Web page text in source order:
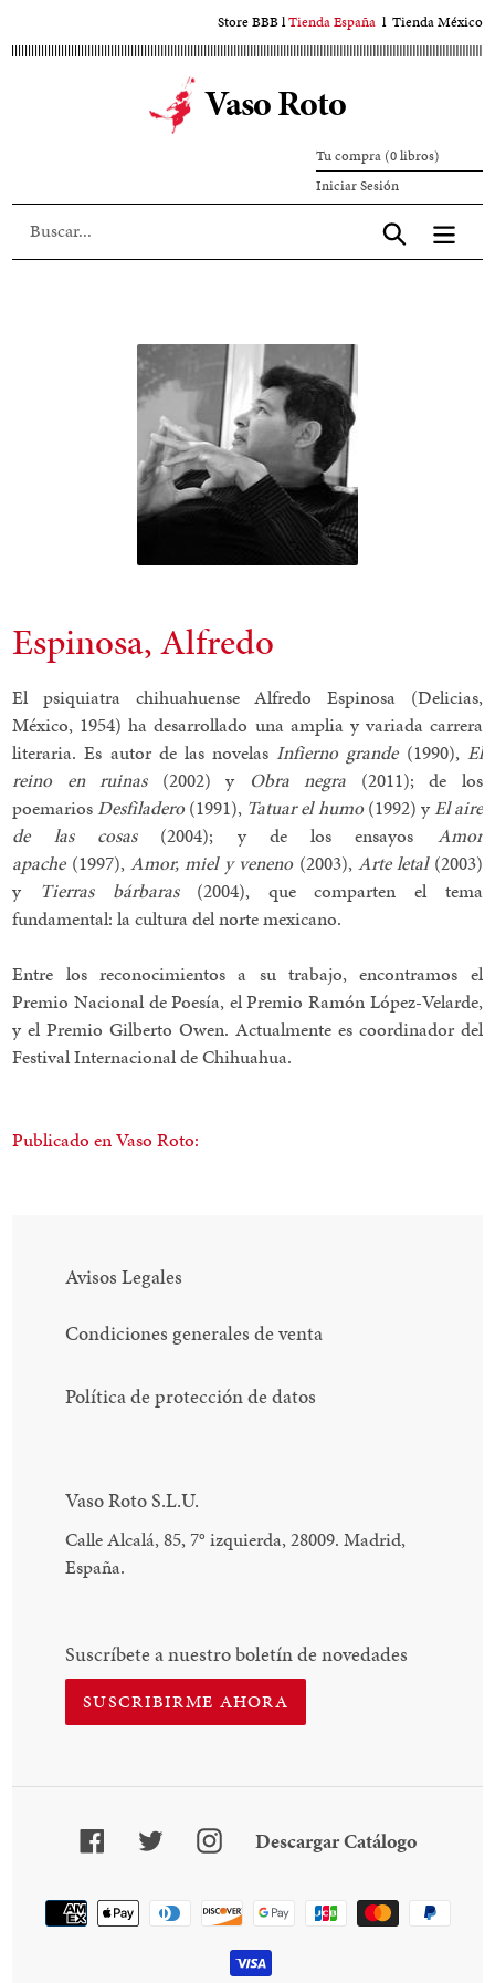
al
Store BBBlTienda España l Tienda México
Vaso Roto
Tu compra (0 libros)
Iniciar SesiónIniciar
sesión
Aceptar
Espinosa, Alfredo
El psiquiatra chihuahuense Alfredo Espinosa (Delicias,
México, 1954) ha desarrollado una amplia y variada carrera
literaria. Es autor de las novelasInfierno grande (1990), El
reino en ruinas
(2002) y Obra negra
(2011); de los
poemariosDesfiladero(1991), Tatuar el humo(1992) yEl aire
de las cosas(2004); y de los ensayos Amor
apache (1997),Amor, miel y veneno(2003),Arte letal (2003)
y Tierras bárbaras
(2004), que comparten el tema
fundamental: la cultura del norte mexicano.
Entre los reconocimientos a su trabajo, encontramos el
Premio Nacional de Poesía, el Premio Ramón López-Velarde,
y el Premio Gilberto Owen. Actualmente es coordinador del
Festival Internacional de Chihuahua.
Publicado en Vaso Roto:
Avisos Legales
Condiciones generales de venta
Política de protección de datos
Vaso Roto S.L.U.
Calle Alcalá, 85, 7° izquierda, 28009. Madrid,
España.
Suscríbete a nuestro boletín de novedades
SUSCRIBIRME AHORA
FacebookTwitterInstagram
Descargar Catálogo
Método
pago